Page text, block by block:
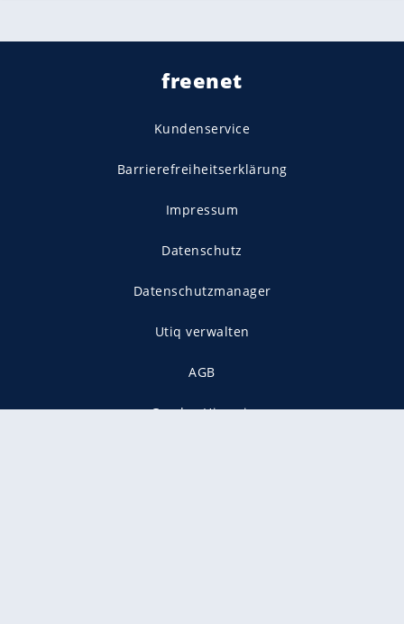
freenet
Kundenservice
Barrierefreiheitserklärung
Impressum
Datenschutz
Datenschutzmanager
Utiq verwalten
AGB
Gender-Hinweis